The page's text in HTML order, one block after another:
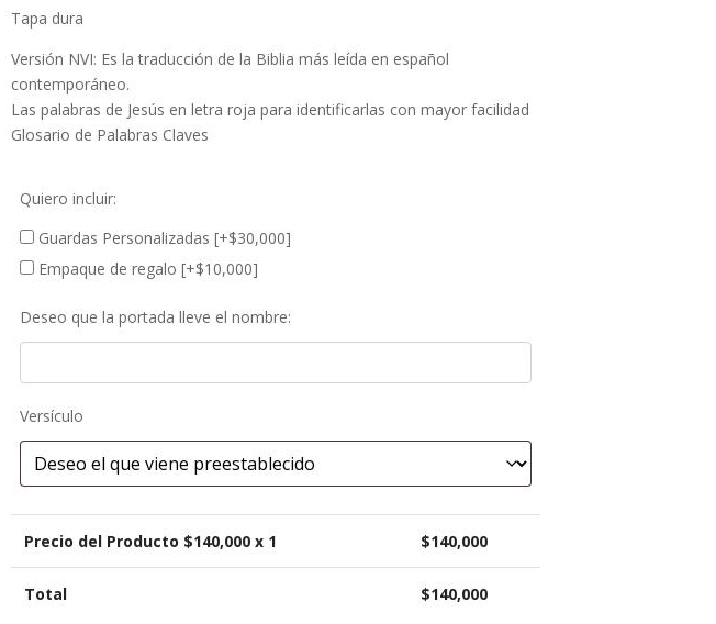
Tapa dura
Versión NVI: Es la traducción de la Biblia más leída en español
contemporáneo.
Las palabras de Jesús en letra roja para identificarlas con mayor facilidad
Glosario de Palabras Claves
Quiero incluir:
Guardas Personalizadas [+$30,000]
Empaque de regalo [+$10,000]
Deseo que la portada lleve el nombre:
Versículo
Precio del Producto $140,000x 1 $140,000
Total $140,000